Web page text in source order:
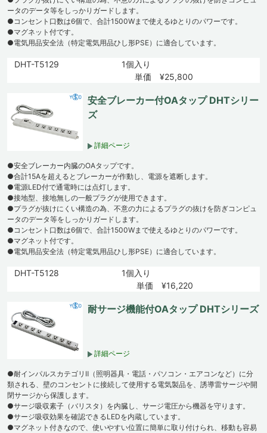
ータのデータ等をしっかりガードします。
●コンセント口数は6個で、合計1500Wまで使えるゆとりのパワーです。
●マグネット付です。
●電気用品安全法（特定電気用品ひし形PSE）に適合しています。
DHT-T5129
1個入り
単価 ¥25,800
安全ブレーカー付OAタップ DHTシリー
ズ
詳細ページ
●安全ブレーカー内臓のOAタップです。
●合計15Aを超えるとブレーカーが作動し、電源を遮断します。
●電源LED付で通電時には点灯します。
●接地型、接地無しの一般プラグが使用できます。
●プラグが抜けにくい構造の為、不意の力によるプラグの抜けを防ぎコンピュ
ータのデータ等をしっかりガードします。
●コンセント口数は6個で、合計1500Wまで使えるゆとりのパワーです。
●マグネット付です。
●電気用品安全法（特定電気用品ひし形PSE）に適合しています。
DHT-T5128
1個入り
単価 ¥16,220
耐サージ機能付OAタップ DHTシリーズ
詳細ページ
●耐インパルスカテゴリⅡ（照明器具・電話・パソコン・エアコンなど）に分
類される、壁のコンセントに接続して使用する電気製品を、誘導雷サージや開
閉サージから保護します。
●サージ吸収素子（バリスタ）を内臓し、サージ電圧から機器を守ります。
●サージ吸収効果を確認できるLEDを内蔵しています。
●マグネット付きなので、使いやすい位置に簡単に取り付けられ、移動も容易